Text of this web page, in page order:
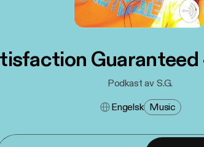
Guaranteed
Podkast av S.G.
Engelsk Music